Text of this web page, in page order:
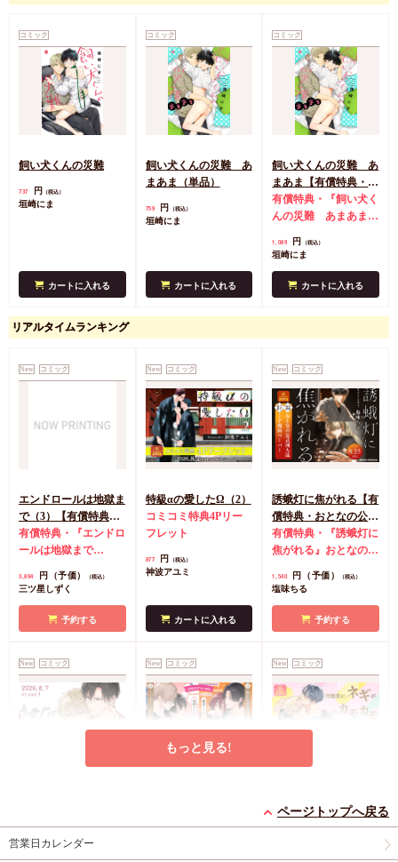
コミック
飼い犬くんの災難
737 円 （税込）
垣崎にま
カートに入れる
コミック
飼い犬くんの災難 あ
まあま（単品）
759 円 （税込）
垣崎にま
カートに入れる
コミック
飼い犬くんの災難 あ
まあま【有償特典・小
冊子】
有償特典・『飼い犬く
んの災難 あまあま』
1,089 円 （税込）
垣崎にま
カートに入れる
リアルタイムランキング
New コミック
エンドロールは地獄ま
で（3）【有償特典・
小冊子＋箔押しA5ア
クリルボード】
有償特典・『エンドロ
ールは地獄まで
典・『エンドロールは
しA5アクリルボード
コミコミ特典8P小冊
風A5イラストカード
3,894 円（予価） （税込）
三ツ星しずく
予約する
New コミック
特級αの愛したΩ（2）
コミコミ特典4Pリー
フレット
877 円 （税込）
神波アユミ
カートに入れる
New コミック
誘蛾灯に焦がれる【有
償特典・おとなの公式
同人誌】
有償特典・『誘蛾灯に
焦がれる』おとなの公
典漫画ペーパー
1,540 円（予価） （税込）
塩味ちる
予約する
New コミック
有償特典・『うなじに
恋の痕』12P小冊子
New コミック
ず【有償】+柴崎さん
2冊セット購入特典・
New コミック
カモカモ【有償特典・
小冊子】【予約キャン
有償特典・『冷蔵庫に
もっと見る!
ページトップへ戻る
営業日カレンダー